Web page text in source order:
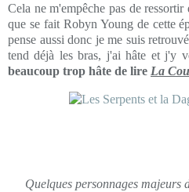
Cela ne m'empêche pas de
que se fait Robyn Young de cette
pense aussi donc je me suis
tend déjà les bras, j'ai hâte et j'y
beaucoup trop hâte de lire La
Quelques personnages majeurs